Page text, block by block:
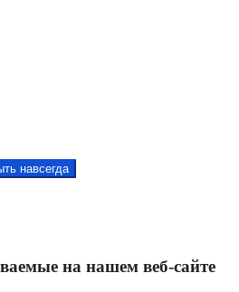
навсегда
на нашем веб-сайте